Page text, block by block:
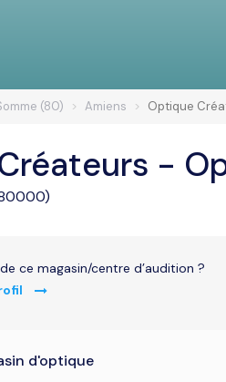
(80) Amiens Optique
-
ce magasin/centre d’audition ?
d'optique